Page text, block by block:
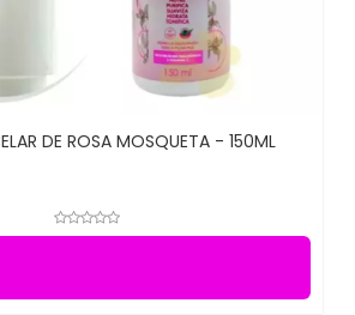
DE ROSA MOSQUETA - 150ML